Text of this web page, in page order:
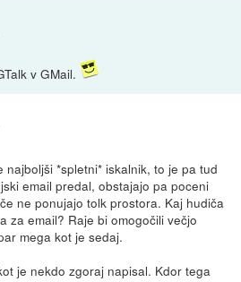
v GMail.
*spletni* iskalnik, to je pa tud
email predal, obstajajo pa poceni
ne ponujajo tolk prostora. Kaj hudiča
za email? Raje bi omogočili večjo
mega kot je sedaj.
je nekdo zgoraj napisal. Kdor tega